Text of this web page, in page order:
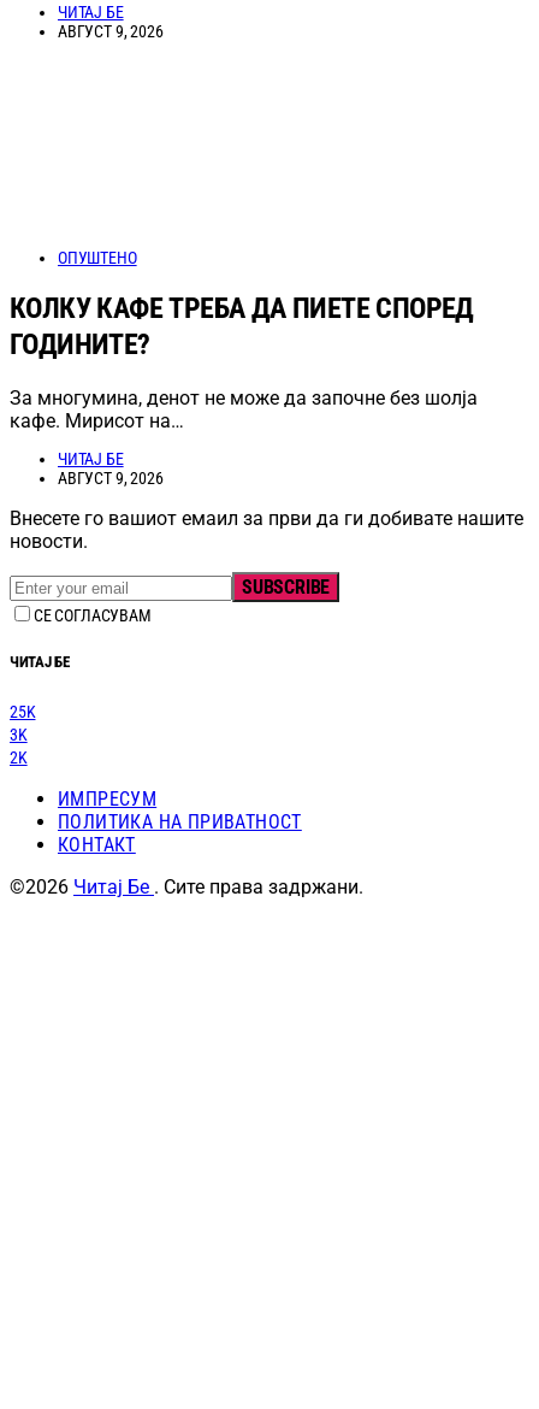
ЧИТАЈ БЕ
АВГУСТ 9, 2026
ОПУШТЕНО
КОЛКУ КАФЕ ТРЕБА ДА ПИЕТЕ СПОРЕД
ГОДИНИТЕ?
За многумина, денот не може да започне без шолја
кафе. Мирисот на…
ЧИТАЈ БЕ
АВГУСТ 9, 2026
Внесете го вашиот емаил за први да ги добивате нашите
новости.
SUBSCRIBE
СЕ СОГЛАСУВАМ
ЧИТАЈ БЕ
25K
3K
2K
ИМПРЕСУМ
ПОЛИТИКА НА ПРИВАТНОСТ
КОНТАКТ
©2026 Читај Бе . Сите права задржани.